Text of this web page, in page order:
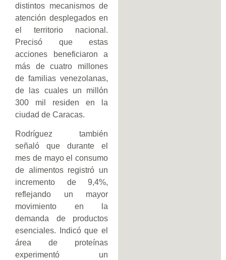
distintos mecanismos de
atención desplegados en
el territorio nacional.
Precisó que estas
acciones beneficiaron a
más de cuatro millones
de familias venezolanas,
de las cuales un millón
300 mil residen en la
ciudad de Caracas.
Rodríguez también
señaló que durante el
mes de mayo el consumo
de alimentos registró un
incremento de 9,4%,
reflejando un mayor
movimiento en la
demanda de productos
esenciales. Indicó que el
área de proteínas
experimentó un